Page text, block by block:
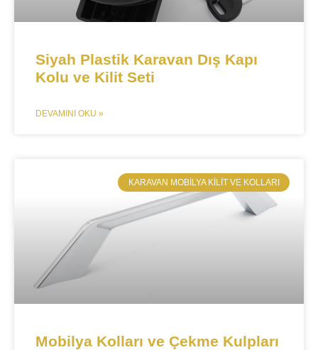
Siyah Plastik Karavan Dış Kapı
Kolu ve Kilit Seti
DEVAMINI OKU »
​KARAVAN MOBILYA KILIT VE KOLLARI
Mobilya Kolları ve Çekme Kulpları